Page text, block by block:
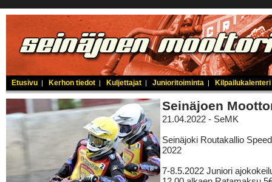
Etusivu | Kerhon tiedot | Kuljettajat | Junioritoiminta | Kilpailukalenteri
Seinäjoen
21.04.2022 - SeMK
Seinäjoki Routakallio
2022
7-8.5.2022 Juniori